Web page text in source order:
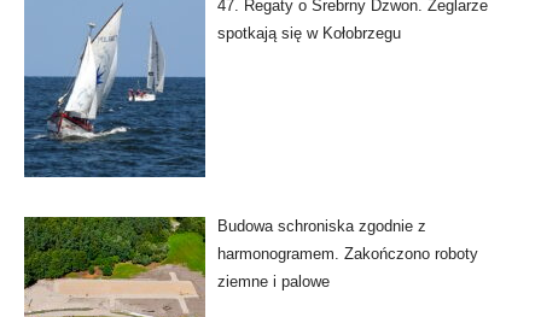
47. Regaty o Srebrny Dzwon. Żeglarze
spotkają się w Kołobrzegu
Budowa schroniska zgodnie z
harmonogramem. Zakończono roboty
ziemne i palowe